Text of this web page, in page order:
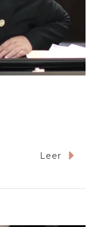
Leer